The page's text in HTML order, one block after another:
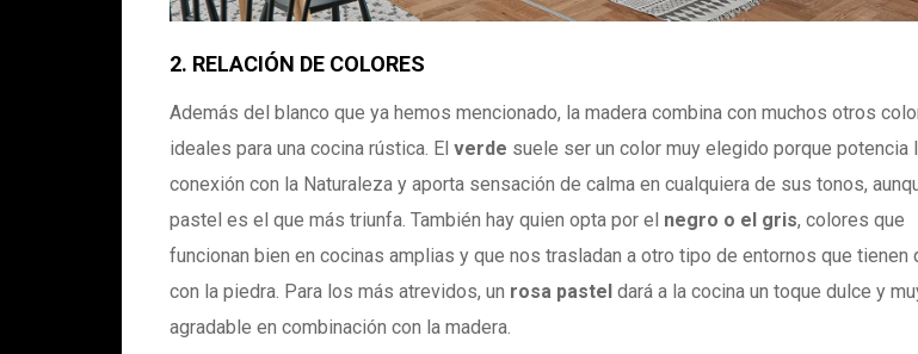
2. RELACIÓN DE COLORES
Además del blanco que ya hemos mencionado, la madera combina con muchos otros
ideales para una cocina rústica. El verde suele ser un color muy elegido porque potencia
conexión con la Naturaleza y aporta sensación de calma en cualquiera de sus tonos,
pastel es el que más triunfa. También hay quien opta por el negro o el gris, colores que
funcionan bien en cocinas amplias y que nos trasladan a otro tipo de entornos que tienen
con la piedra. Para los más atrevidos, un rosa pastel dará a la cocina un toque dulce y
agradable en combinación con la madera.